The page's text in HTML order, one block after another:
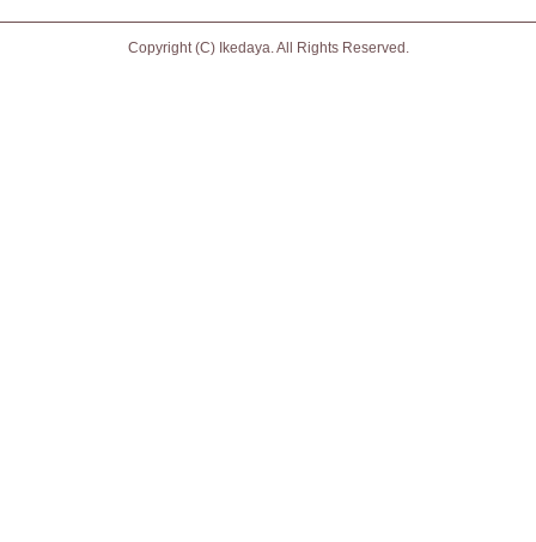
Copyright (C) Ikedaya. All Rights Reserved.